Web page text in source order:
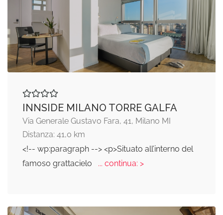
INNSIDE MILANO TORRE GALFA
Via Generale Gustavo Fara, 41, Milano MI
Distanza: 41,0 km
<!-- wp:paragraph --> <p>Situato all’interno del
famoso grattacielo
... continua: >